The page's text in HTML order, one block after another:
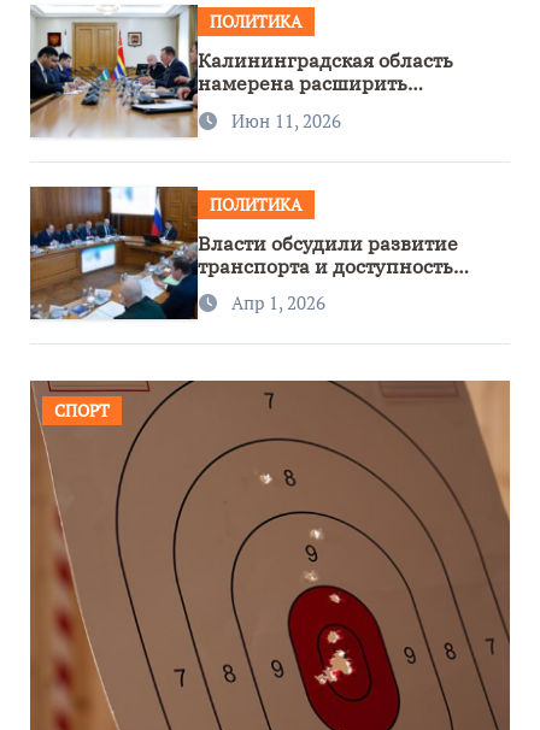
ПОЛИТИКА
Калининградская область
намерена расширить
сотрудничество с Узбекистаном
Июн 11, 2026
ПОЛИТИКА
Власти обсудили развитие
транспорта и доступность
региона
Апр 1, 2026
СПОРТ